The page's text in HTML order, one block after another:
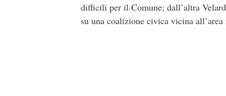
difficili per il Comune; dall’altra
su una coalizione civica vicina